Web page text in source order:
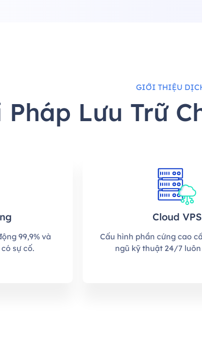
GIỚI THIỆU
Pháp Lưu Trữ
99,9% và
sự cố.
Cloud VPS
Cấu hình phần cứng cao
ngũ kỹ thuật 24/7 luôn